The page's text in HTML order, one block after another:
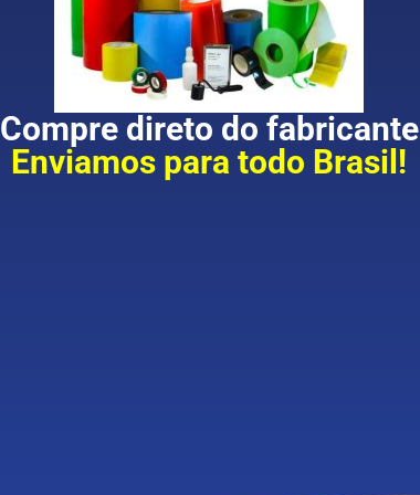
Compre direto do fabricante
Enviamos para todo Brasil!